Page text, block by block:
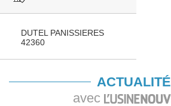
DUTEL PANISSIERES
42360
ACTUALITÉ
avec